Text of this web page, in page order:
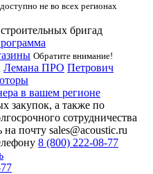
доступно не во всех регионах
бригад
Обратите внимание!
Лемана ПРО Петрович
в вашем регионе
закупок, а также по
сотрудничества
почту sales@acoustic.ru
8 (800) 222-08-77